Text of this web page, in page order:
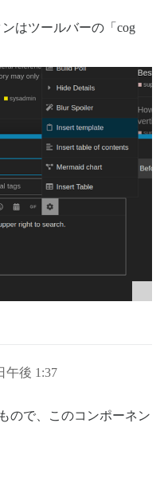
はツールバーの「cog
午後 1:37
ので、このコンポーネン